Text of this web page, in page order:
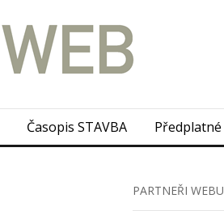
Časopis STAVBA Předplatné
PARTNEŘI WEBU